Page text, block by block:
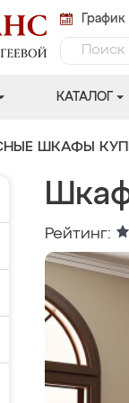
КАТАЛОГ
ШКАФЫ
Рейтинг: